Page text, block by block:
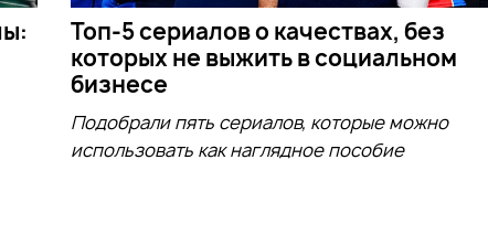
Топ-5 сериалов о качествах, без
которых не выжить в социальном
бизнесе
Подобрали пять сериалов, которые можно
использовать как наглядное пособие